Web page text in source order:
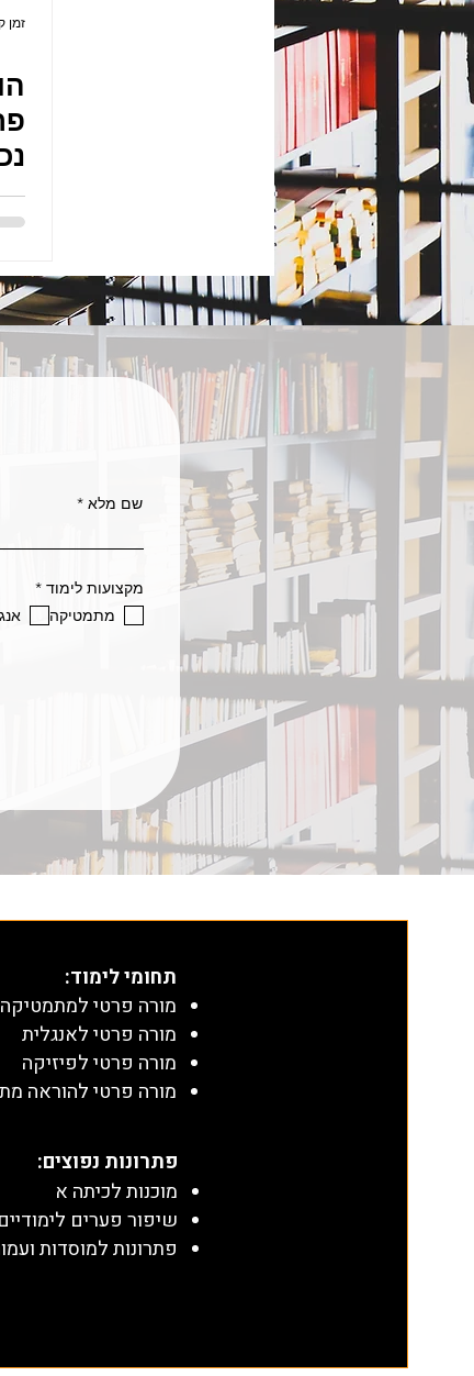
זמן
שם מלא
מקצועות לימוד *
ח
ו
מתמטיקה
תחומי לימוד:
מורה פרטי למתמטיקה
מורה פרטי לאנגלית
מורה פרטי לפיזיקה
מורה פרטי להוראה
​פתרונות נפוצים:
מוכנות לכיתה א
שיפור פערים לימודיים
פתרונות למוסדות